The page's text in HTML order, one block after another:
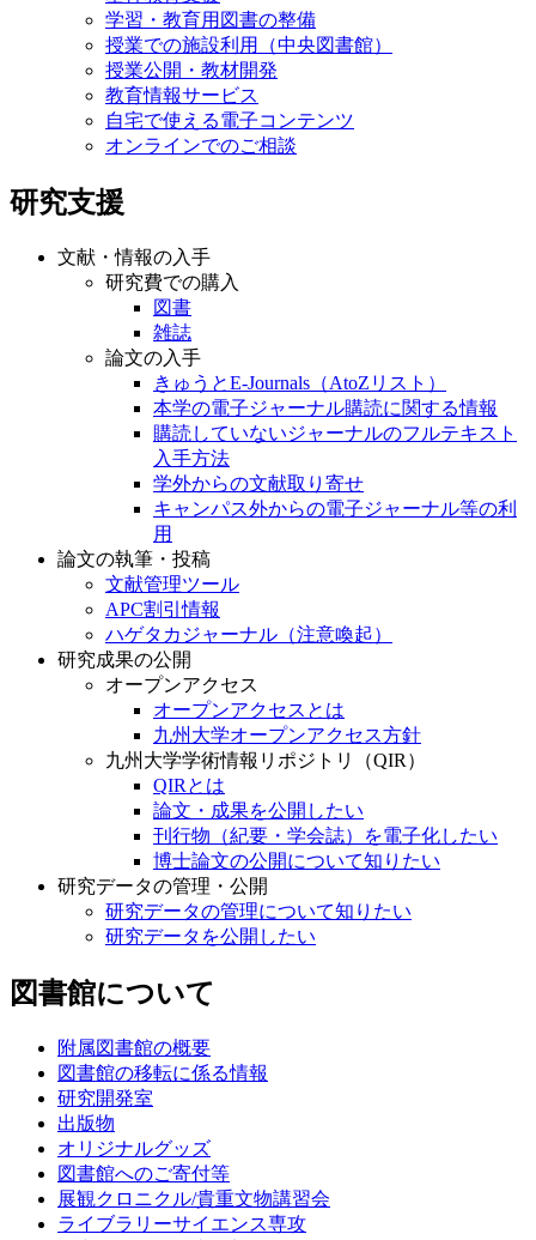
学習・教育用図書の整備
授業での施設利用（中央図書館）
授業公開・教材開発
教育情報サービス
自宅で使える電子コンテンツ
オンラインでのご相談
研究支援
文献・情報の入手
研究費での購入
図書
雑誌
論文の入手
きゅうとE-Journals（AtoZリスト）
本学の電子ジャーナル購読に関する情報
購読していないジャーナルのフルテキスト
入手方法
学外からの文献取り寄せ
キャンパス外からの電子ジャーナル等の利
用
論文の執筆・投稿
文献管理ツール
APC割引情報
ハゲタカジャーナル（注意喚起）
研究成果の公開
オープンアクセス
オープンアクセスとは
九州大学オープンアクセス方針
九州大学学術情報リポジトリ（QIR）
QIRとは
論文・成果を公開したい
刊行物（紀要・学会誌）を電子化したい
博士論文の公開について知りたい
研究データの管理・公開
研究データの管理について知りたい
研究データを公開したい
図書館について
附属図書館の概要
図書館の移転に係る情報
研究開発室
出版物
オリジナルグッズ
図書館へのご寄付等
展観クロニクル/貴重文物講習会
ライブラリーサイエンス専攻